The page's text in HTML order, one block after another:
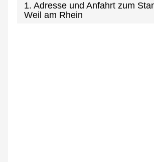
1. Adresse und Anfahrt zum
Weil am Rhein